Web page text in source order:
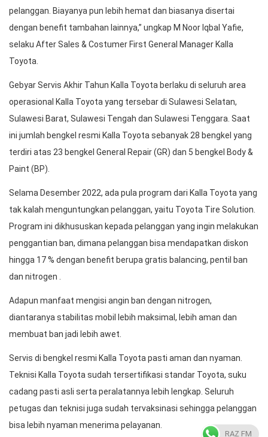
pelanggan. Biayanya pun lebih hemat dan biasanya disertai
dengan benefit tambahan lainnya,” ungkap M Noor Iqbal Yafie,
selaku After Sales & Costumer First General Manager Kalla
Toyota.
Gebyar Servis Akhir Tahun Kalla Toyota berlaku di seluruh area
operasional Kalla Toyota yang tersebar di Sulawesi Selatan,
Sulawesi Barat, Sulawesi Tengah dan Sulawesi Tenggara. Saat
ini jumlah bengkel resmi Kalla Toyota sebanyak 28 bengkel yang
terdiri atas 23 bengkel General Repair (GR) dan 5 bengkel Body &
Paint (BP).
Selama Desember 2022, ada pula program dari Kalla Toyota yang
tak kalah menguntungkan pelanggan, yaitu Toyota Tire Solution.
Program ini dikhususkan kepada pelanggan yang ingin melakukan
penggantian ban, dimana pelanggan bisa mendapatkan diskon
hingga 17 % dengan benefit berupa gratis balancing, pentil ban
dan nitrogen .
Adapun manfaat mengisi angin ban dengan nitrogen,
diantaranya stabilitas mobil lebih maksimal, lebih aman dan
membuat ban jadi lebih awet.
Servis di bengkel resmi Kalla Toyota pasti aman dan nyaman.
Teknisi Kalla Toyota sudah tersertifikasi standar Toyota, suku
cadang pasti asli serta peralatannya lebih lengkap. Seluruh
petugas dan teknisi juga sudah tervaksinasi sehingga pelanggan
bisa lebih nyaman menerima pelayanan.
RAZ FM